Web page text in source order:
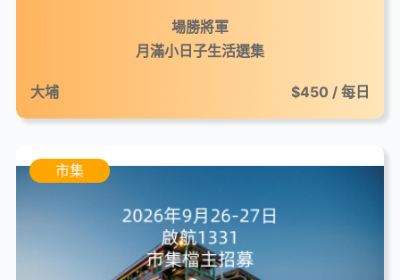
場勝將軍
月滿小日子生活選集
大埔 $450 / 每日
市集